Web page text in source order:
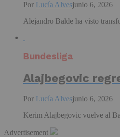
Por Lucía Alvesjunio 6, 2026
Alejandro Balde ha visto
Bundesliga
Alajbegovic
Por Lucía Alvesjunio 6, 2026
Kerim Alajbegovic vuelve al
Advertisement